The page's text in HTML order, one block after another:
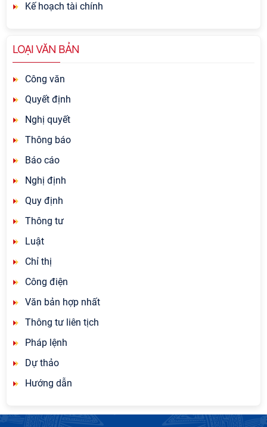
Kế hoạch tài chính
LOẠI VĂN BẢN
Công văn
Quyết định
Nghị quyết
Thông báo
Báo cáo
Nghị định
Quy định
Thông tư
Luật
Chỉ thị
Công điện
Văn bản hợp nhất
Thông tư liên tịch
Pháp lệnh
Dự thảo
Hướng dẫn